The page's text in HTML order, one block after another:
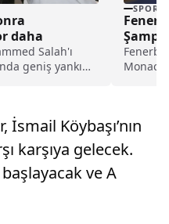
daha
Salah'ı
geniş yankı
SPOR
Köybaşı’nın
karşıya gelecek.
ve A